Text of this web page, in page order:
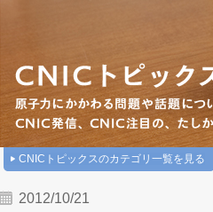
CNICトピックスのカテゴリ一覧を見る
2012/10/21